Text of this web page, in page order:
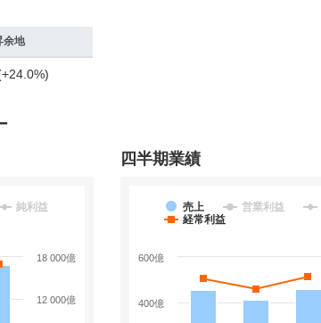
余地
純利益
12 000億
18 000億
四半期業績
売上 営業利益
経常利益
400億
600億